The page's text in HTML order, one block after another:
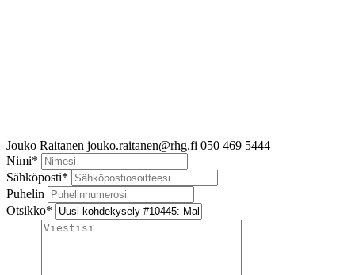
Jouko Raitanen jouko.raitanen@rhg.fi 050 469 5444
Nimi*
Sähköposti*
Puhelin
Otsikko*